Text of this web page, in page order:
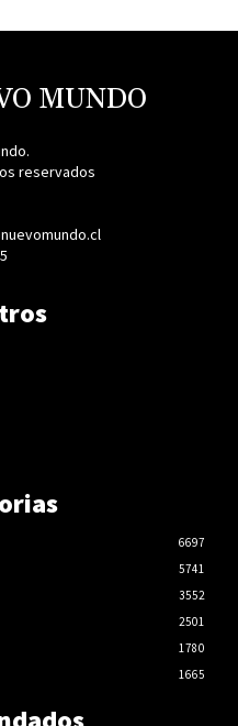
MUNDO
reservados
6697
5741
3552
2501
1780
1665